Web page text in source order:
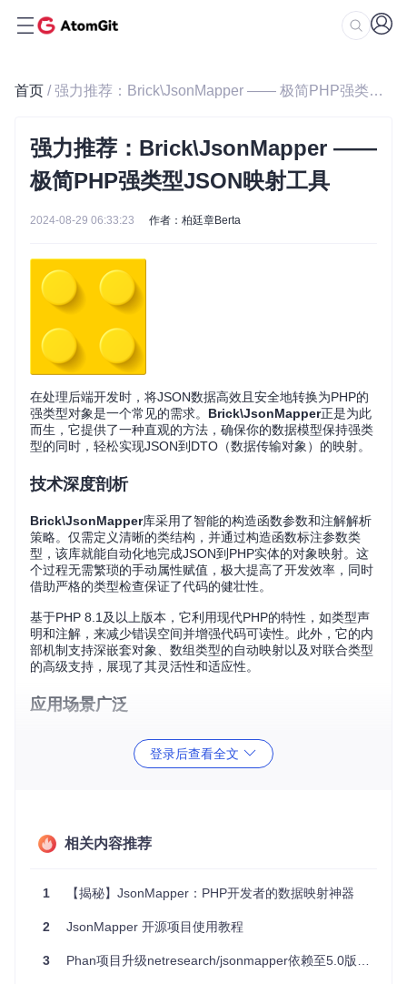
首页 / 强力推荐：Brick\JsonMapper —— 极简PHP强类型JSON映射工具
强力推荐：Brick\JsonMapper ——
极简PHP强类型JSON映射工具
2024-08-29 06:33:23 作者：柏廷章Berta
在处理后端开发时，将JSON数据高效且安全地转换为PHP的
强类型对象是一个常见的需求。 Brick\JsonMapper正是为此
而生，它提供了一种直观的方法，确保你的数据模型保持强类
型的同时，轻松实现JSON到DTO（数据传输对象）的映射。
技术深度剖析
Brick\JsonMapper库采用了智能的构造函数参数和注解解析
策略。仅需定义清晰的类结构，并通过构造函数标注参数类
型，该库就能自动化地完成JSON到PHP实体的对象映射。这
个过程无需繁琐的手动属性赋值，极大提高了开发效率，同时
借助严格的类型检查保证了代码的健壮性。
基于PHP 8.1及以上版本，它利用现代PHP的特性，如类型声
明和注解，来减少错误空间并增强代码可读性。此外，它的内
部机制支持深嵌套对象、数组类型的自动映射以及对联合类型
的高级支持，展现了其灵活性和适应性。
应用场景广泛
：无论是API响应处理、配置文件解析还是数据序列
Brick\JsonMapper都能简化从JSON到业务逻辑对
配置管理：处理复杂的JSON格式配置文件，将其无缝转换
高测试编写的速度与质量。
项目亮点
登录后查看全文
相关内容推荐
1 【揭秘】JsonMapper：PHP开发者的数据映射神器
2 JsonMapper 开源项目使用教程
3 Phan项目升级netresearch/jsonmapper依赖至5.0版本的技术解析